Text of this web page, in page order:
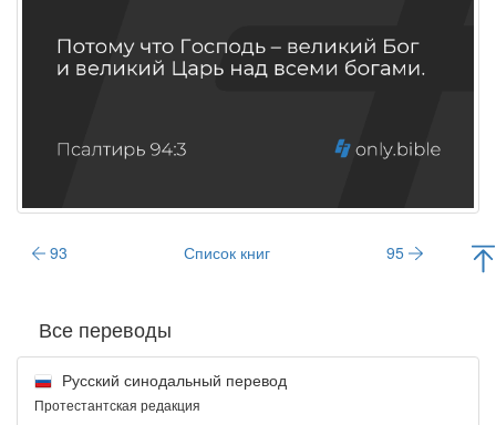
93 Список книг 95
Все переводы
Русский синодальный перевод
Протестантская редакция